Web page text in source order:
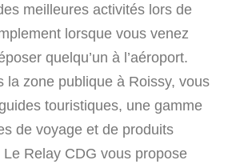
meilleures activités lors de
lorsque vous venez
quelqu’un à l’aéroport.
la zone publique à Roissy, vous
touristiques, une gamme
de voyage et de produits
Relay CDG vous propose